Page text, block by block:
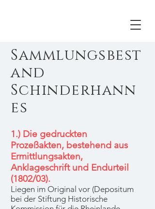
Sammlungsbest
and
Schinderhann
es
1.) Die gedruckten
Prozeßakten, bestehend aus
Ermittlungsakten,
Anklageschrift und Endurteil
(1802/03).
Liegen im Original vor (Depositum
bei der Stiftung Historische